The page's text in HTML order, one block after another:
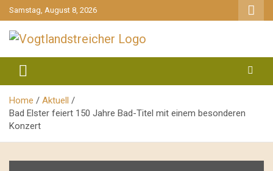
gehe
zum
Inhalt
Samstag, August 8, 2026
Vogtlandstreicher
Home
Aktuell
Bad Elster feiert 150 Jahre Bad-Titel mit einem besonderen
Konzert